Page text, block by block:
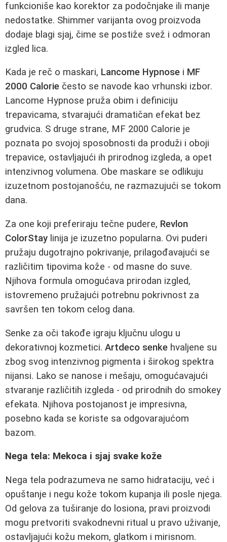
funkcioniše kao korektor za podočnjake ili manje
nedostatke. Shimmer varijanta ovog proizvoda
dodaje blagi sjaj, čime se postiže svež i odmoran
izgled lica.
Kada je reč o maskari, Lancome Hypnose i MF
2000 Calorie često se navode kao vrhunski izbor.
Lancome Hypnose pruža obim i definiciju
trepavicama, stvarajući dramatičan efekat bez
grudvica. S druge strane, MF 2000 Calorie je
poznata po svojoj sposobnosti da produži i oboji
trepavice, ostavljajući ih prirodnog izgleda, a opet
intenzivnog volumena. Obe maskare se odlikuju
izuzetnom postojanošću, ne razmazujući se tokom
dana.
Za one koji preferiraju tečne pudere, Revlon
ColorStay linija je izuzetno popularna. Ovi puderi
pružaju dugotrajno pokrivanje, prilagođavajući se
različitim tipovima kože - od masne do suve.
Njihova formula omogućava prirodan izgled,
istovremeno pružajući potrebnu pokrivnost za
savršen ten tokom celog dana.
Senke za oči takođe igraju ključnu ulogu u
dekorativnoj kozmetici. Artdeco senke hvaljene su
zbog svog intenzivnog pigmenta i širokog spektra
nijansi. Lako se nanose i mešaju, omogućavajući
stvaranje različitih izgleda - od prirodnih do smokey
efekata. Njihova postojanost je impresivna,
posebno kada se koriste sa odgovarajućom
bazom.
Nega tela: Mekoca i sjaj svake kože
Nega tela podrazumeva ne samo hidrataciju, već i
opuštanje i negu kože tokom kupanja ili posle njega.
Od gelova za tuširanje do losiona, pravi proizvodi
mogu pretvoriti svakodnevni ritual u pravo uživanje,
ostavljajući kožu mekom, glatkom i mirisnom.